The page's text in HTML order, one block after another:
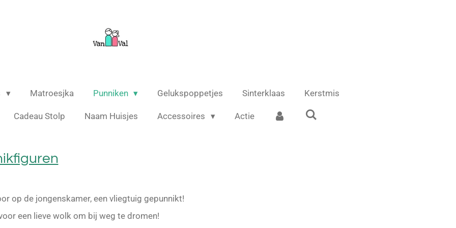
Matroesjka Punniken Gelukspoppetjes Sinterklaas Kerstmis
Cadeau Stolp Naam Huisjes Accessoires Actie
op de jongenskamer, een vliegtuig gepunnikt!
een lieve wolk om bij weg te dromen!